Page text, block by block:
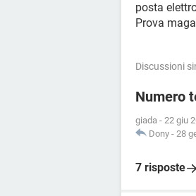
posta
Prova
Discussioni
Numero
giada - 22 giu
Dony - 28
7 risposte